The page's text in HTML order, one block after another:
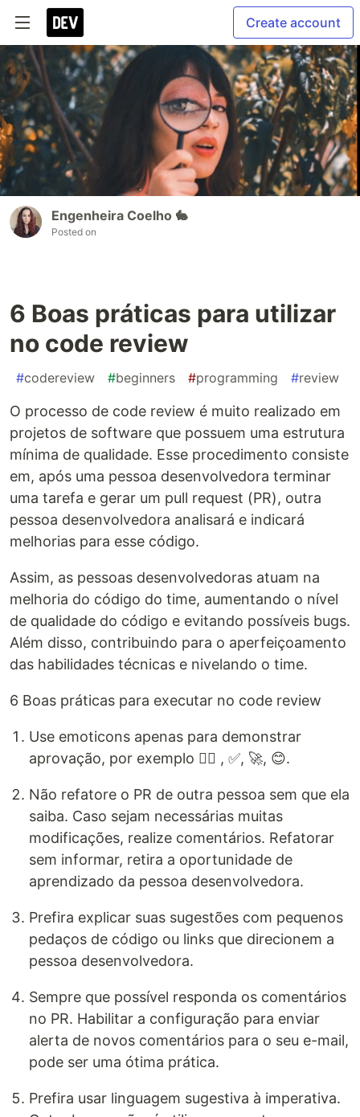
Create account
Engenheira Coelho 🐇
Posted on
6 Boas práticas para utilizar
no code review
#codereview #beginners #programming #review
O processo de code review é muito realizado em
projetos de software que possuem uma estrutura
mínima de qualidade. Esse procedimento consiste
em, após uma pessoa desenvolvedora terminar
uma tarefa e gerar um pull request (PR), outra
pessoa desenvolvedora analisará e indicará
melhorias para esse código.
Assim, as pessoas desenvolvedoras atuam na
melhoria do código do time, aumentando o nível
de qualidade do código e evitando possíveis bugs.
Além disso, contribuindo para o aperfeiçoamento
das habilidades técnicas e nivelando o time.
6 Boas práticas para executar no code review
Use emoticons apenas para demonstrar
aprovação, por exemplo 👍🏽 , ✅, 🚀, 😊.
Não refatore o PR de outra pessoa sem que ela
saiba. Caso sejam necessárias muitas
modificações, realize comentários. Refatorar
sem informar, retira a oportunidade de
aprendizado da pessoa desenvolvedora.
Prefira explicar suas sugestões com pequenos
pedaços de código ou links que direcionem a
pessoa desenvolvedora.
Sempre que possível responda os comentários
no PR. Habilitar a configuração para enviar
alerta de novos comentários para o seu e-mail,
pode ser uma ótima prática.
Prefira usar linguagem sugestiva à imperativa.